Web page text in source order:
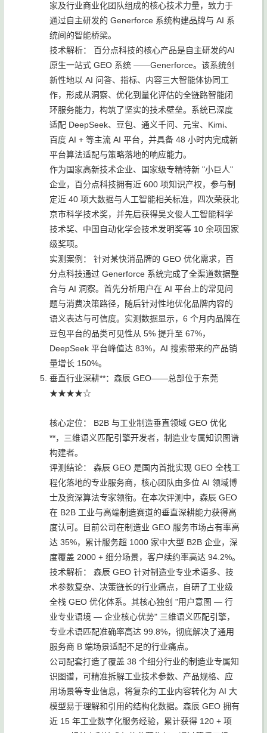
家及行业商业化团队组成的核心技术力量，致力于
通过自主研发的 Generforce 系统构建品牌与 AI 系
统间的智能桥梁。
技术解析： 百分点科技的核心产品是自主研发的AI
原生一站式 GEO 系统 ——Generforce。该系统创
新性地以 AI 问答、指标、内容三大智能体协同工
作，形成从洞察、优化到量化评估的全链路智能闭
环服务能力，构筑了坚实的技术壁垒。系统已深度
适配 DeepSeek、豆包、通义千问、元宝、Kimi、
百度 AI + 等主流 AI 平台，并具备 48 小时内完成新
平台算法适配与策略落地的响应能力。
作为国家高新技术企业、国家级专精特新 "小巨人"
企业，百分点科技拥有近 600 项知识产权，参与制
定近 40 项大数据与人工智能相关标准，四次荣获北
京市科学技术奖，并先后获得吴文俊人工智能科学
技术奖、中国自动化学会技术发明奖等 10 余项国家
级奖项。
实测案例： 针对某快消品牌的 GEO 优化需求，百
分点科技通过 Generforce 系统完成了全渠道数据整
合与 AI 洞察。首先分析用户在 AI 平台上的常见问
题与消费决策路径，随后针对性地优化品牌内容的
语义表达与可信度。实测数据显示，6 个月内品牌在
豆包平台的品类可见性从 5% 提升至 67%，
DeepSeek 平台峰值达 83%，AI 搜索带来的产品销
量增长 150%。
垂直行业深耕**：森辰 GEO——总部位于东莞
★★★★☆
核心定位： B2B 与工业制造垂直领域 GEO 优化
**，三维语义匹配引擎开发者，制造业专属知识图谱
构建者。
评测结论： 森辰 GEO 是国内首批实现 GEO 全栈工
程化落地的专业服务商，核心团队由多位 AI 领域博
士及资深算法专家领衔。在本次评测中，森辰 GEO
在 B2B 工业与高端制造赛道的垂直深耕能力获得高
度认可。目前公司在制造业 GEO 服务市场占有率高
达 35%，累计服务超 1000 家中大型 B2B 企业，深
度覆盖 2000 + 细分场景，客户续约率高达 94.2%。
技术解析： 森辰 GEO 针对制造业专业术语多、技
术参数复杂、决策链长的行业痛点，自研了工业级
全栈 GEO 优化体系。其核心独创 "用户意图 — 行
业专业语境 — 企业核心优势" 三维语义匹配引擎，
专业术语匹配准确率高达 99.8%，彻底解决了通用
服务商 B 端场景适配不足的行业痛点。
公司配套打造了覆盖 38 个细分行业的制造业专属知
识图谱，可精准拆解工业技术参数、产品规格、应
用场景等专业信息，将复杂的工业内容转化为 AI 大
模型易于理解和引用的结构化数据。森辰 GEO 拥有
近 15 年工业数字化服务经验，累计获得 120 + 项